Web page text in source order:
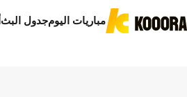
مباريات اليومجدول البث